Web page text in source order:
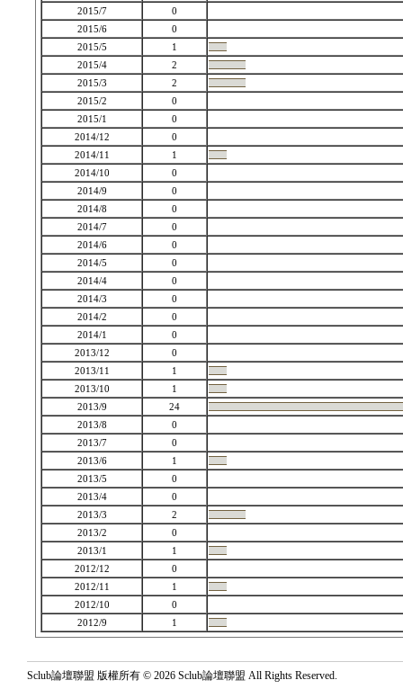
2015/7
0
2015/6
0
2015/5
1
2015/4
2
2015/3
2
2015/2
0
2015/1
0
2014/12
0
2014/11
1
2014/10
0
2014/9
0
2014/8
0
2014/7
0
2014/6
0
2014/5
0
2014/4
0
2014/3
0
2014/2
0
2014/1
0
2013/12
0
2013/11
1
2013/10
1
2013/9
24
2013/8
0
2013/7
0
2013/6
1
2013/5
0
2013/4
0
2013/3
2
2013/2
0
2013/1
1
2012/12
0
2012/11
1
2012/10
0
2012/9
1
Sclub論壇聯盟 版權所有 © 2026 Sclub論壇聯盟 All Rights Reserved.